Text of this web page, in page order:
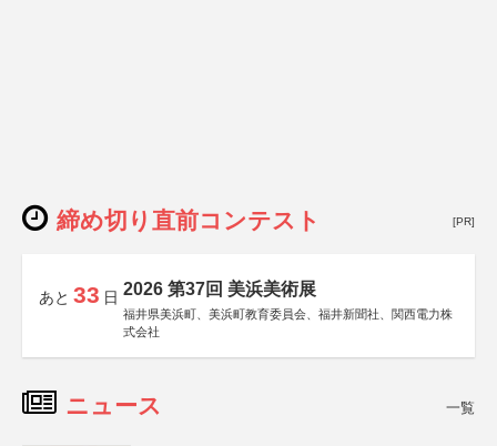
締め切り直前コンテスト [PR]
あと 33 日 2026 第37回 美浜美術展
福井県美浜町、美浜町教育委員会、福井新聞社、関西電力株
式会社
ニュース 一覧